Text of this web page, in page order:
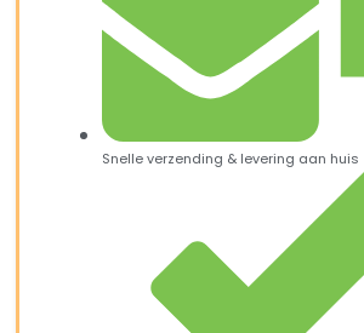
Snelle verzending & levering aan huis